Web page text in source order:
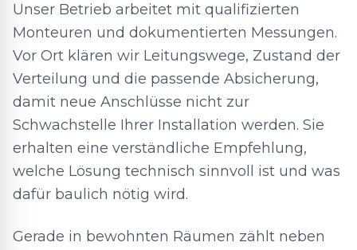
Unser Betrieb arbeitet mit qualifizierten
Monteuren und dokumentierten Messungen.
Vor Ort klären wir Leitungswege, Zustand der
Verteilung und die passende Absicherung,
damit neue Anschlüsse nicht zur
Schwachstelle Ihrer Installation werden. Sie
erhalten eine verständliche Empfehlung,
welche Lösung technisch sinnvoll ist und was
dafür baulich nötig wird.
Gerade in bewohnten Räumen zählt neben